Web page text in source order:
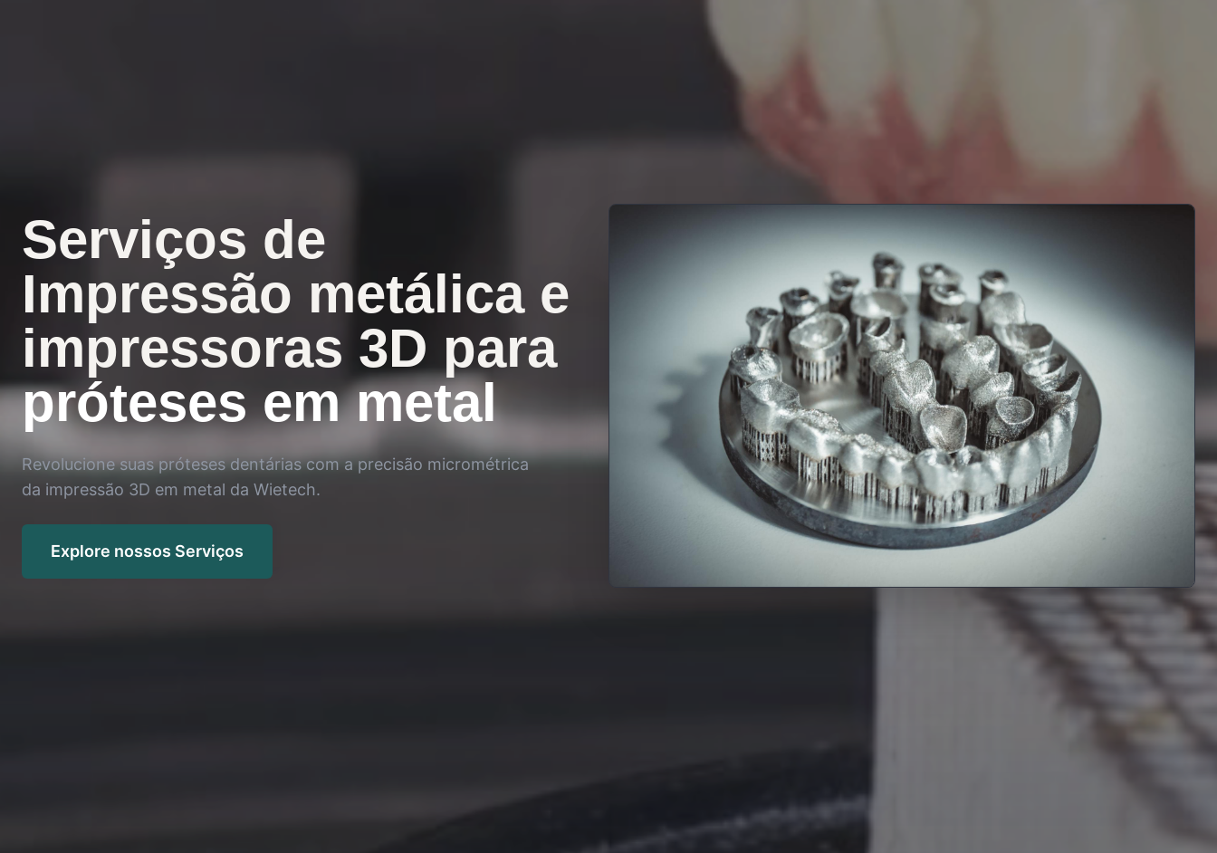
Serviços de
Impressão metálica e
impressoras 3D para
próteses em metal
Revolucione suas próteses dentárias com a precisão micrométrica
da impressão 3D em metal da Wietech.
Explore nossos Serviços